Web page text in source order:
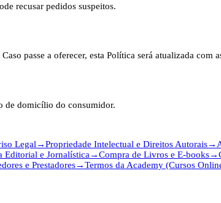
recusar pedidos suspeitos.
passe a oferecer, esta Política será atualizada com
de domicílio do consumidor.
Legal →Propriedade Intelectual e Direitos Autorais→
Editorial e Jornalística →Compra de Livros e E-books→
e Prestadores→Termos da Academy (Cursos